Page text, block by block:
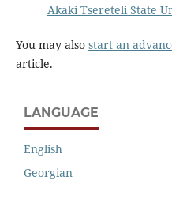
Akaki Tsereteli State
You may also start an
article.
LANGUAGE
English
Georgian